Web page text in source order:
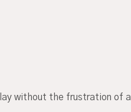
without the frustration of a